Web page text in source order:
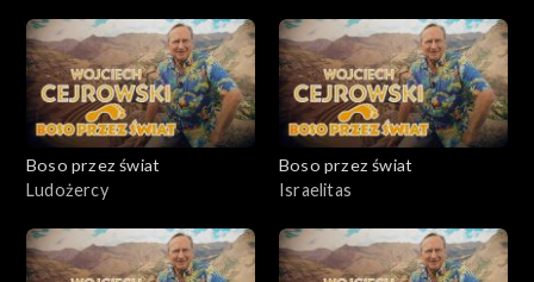
Boso przez świat
Ludożercy
Boso przez świat
Israelitas